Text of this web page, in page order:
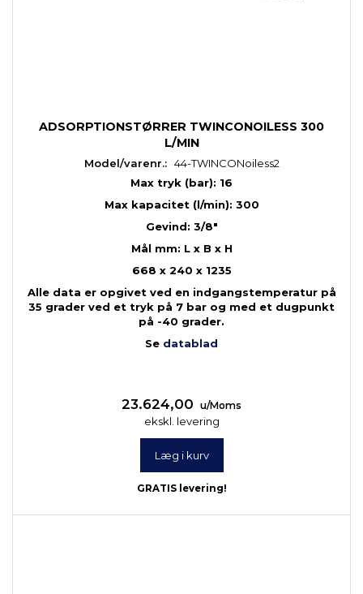
ADSORPTIONSTØRRER TWINCONOILESS 300
L/MIN
Model/varenr.: 44-TWINCONoiless2
Max tryk (bar): 16
Max kapacitet (l/min): 300
Gevind: 3/8"
Mål mm: L x B x H
668 x 240 x 1235
Alle data er opgivet ved en indgangstemperatur på
35 grader ved et tryk på 7 bar og med et dugpunkt
på -40 grader.
Se datablad
23.624,00 u/Moms
ekskl. levering
Læg i kurv
GRATIS levering!